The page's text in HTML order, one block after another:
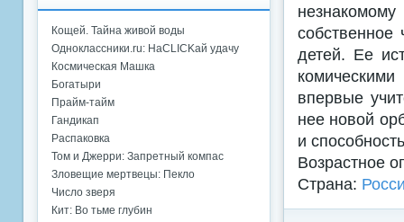
собственное
детей. Ее
впервые
нее новой
и
Возрастное
Страна:
Кощей. Тайна живой воды
Одноклассники.ru: НаCLICKай удачу
Космическая Машка
Богатыри
Прайм-тайм
Гандикап
Распаковка
Том и Джерри: Запретный компас
Зловещие мертвецы: Пекло
Число зверя
Кит: Во тьме глубин